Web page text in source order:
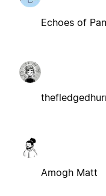
Echoes of
Amogh Matt